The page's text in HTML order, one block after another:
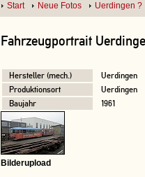
Start Neue Fotos Uerdingen ?
Fahrzeugportrait
Hersteller (mech.)
Uerdingen
Produktionsort
Uerdingen
Baujahr
1961
Bilderupload